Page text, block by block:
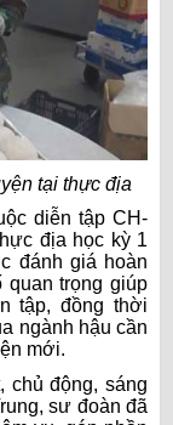
tại thực địa
diễn tập CH-
địa học kỳ 1
đánh giá hoàn
quan trọng giúp
tập, đồng thời
ngành hậu cần
mới.
chủ động, sáng
sư đoàn đã